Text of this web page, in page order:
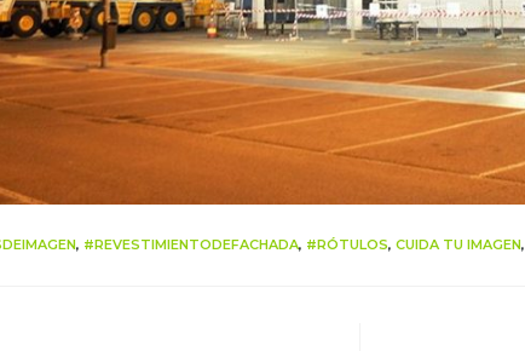
, #REVESTIMIENTODEFACHADA, #RÓTULOS, CUIDA TU IMAGEN,